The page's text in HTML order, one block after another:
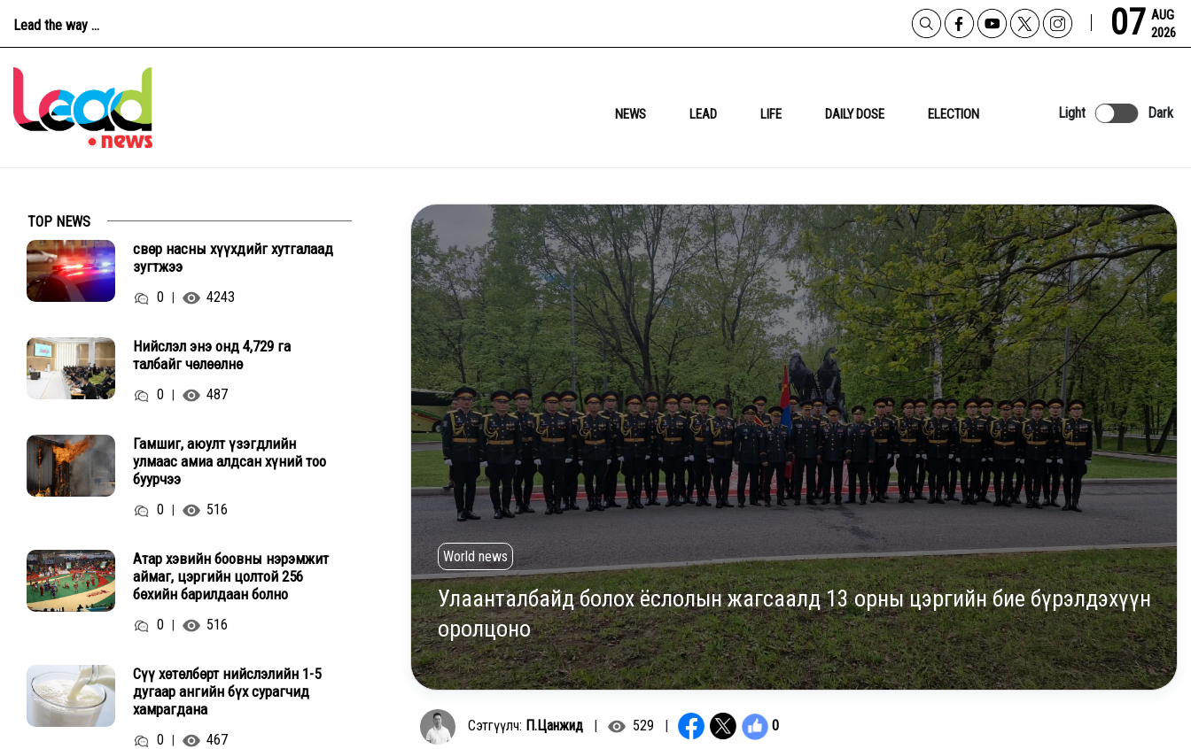
Lead the way ... 07 2026
AUG
NEWS LEAD LIFE DAILY DOSE ELECTION Light Dark
TOP NEWS
Өсвөр насны хүүхдийг хутгалаад
зугтжээ
0 4243
Нийслэл энэ онд 4,729 га
талбайг чөлөөлнө
0 487
Гамшиг, аюулт үзэгдлийн
улмаас амиа алдсан хүний тоо
буурчээ
0 516
Атар хэвийн боовны нэрэмжит
аймаг, цэргийн цолтой 256
бөхийн барилдаан болно
0 516
Сүү хөтөлбөрт нийслэлийн 1-5
дугаар ангийн бүх сурагчид
хамрагдана
0 467
World news
Улаанталбайд болох ёслолын жагсаалд 13 орны цэргийн бие бүрэлдэхүүн
оролцоно
Сэтгүүлч: П.Цанжид | 529 | 0